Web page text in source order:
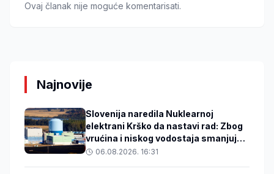
Ovaj članak nije moguće komentarisati.
Najnovije
Slovenija naredila Nuklearnoj
elektrani Krško da nastavi rad: Zbog
vrućina i niskog vodostaja smanjuje
snagu reaktora
06.08.2026. 16:31